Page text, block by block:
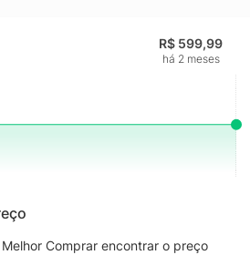
R$ 599,99
há 2 meses
Comprar encontrar o preço